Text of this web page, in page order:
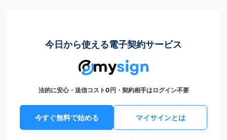
今日から使える電子契約サービス
法的に安心・送信コスト0円・契約相手はログイン不要
今すぐ無料で始める マイサインとは